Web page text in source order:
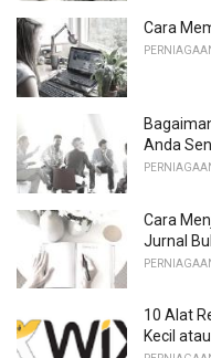
Cara
Anda
Cara
Jurnal
10 Alat
Kecil